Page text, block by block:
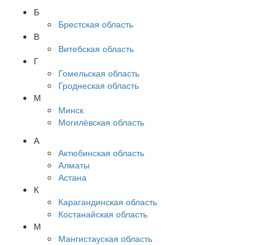
Б
Брестская область
В
Витебская область
Г
Гомельская область
Гроднеская область
М
Минск
Могилёвская область
А
Актюбинская область
Алматы
Астана
К
Карагандинская область
Костанайская область
М
Мангистауская область